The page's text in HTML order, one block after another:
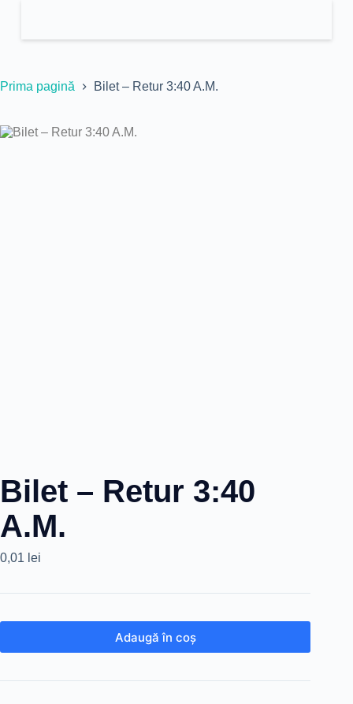
Prima pagină Bilet – Retur 3:40 A.M.
Bilet – Retur 3:40
A.M.
0,01 lei
Adaugă în coș